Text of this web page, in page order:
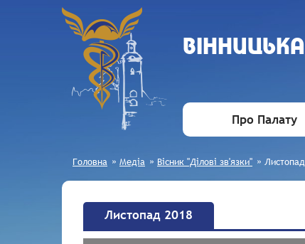
Про Палату
Головна » Медіа » Вісник "Ділові зв'язки" »
Листопад 2018